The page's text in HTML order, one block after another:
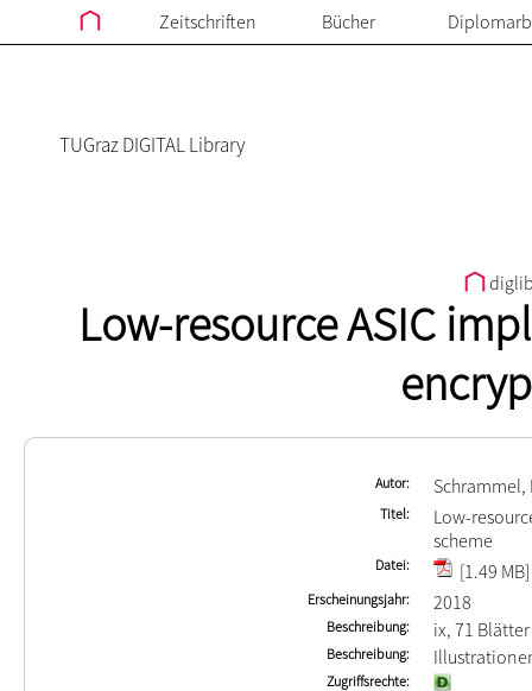
Zeitschriften Bücher
TUGraz DIGITAL Library
Low-resource ASIC
Autor
Titel
Low-
scheme
Datei [1.49 MB]
Erscheinungsjahr 2018
Beschreibung ix, 71 Blätter
Beschreibung
Zugriffsrechte